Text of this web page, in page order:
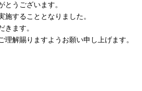
うございます。
することとなりました。
ます。
解賜りますようお願い申し上げます。